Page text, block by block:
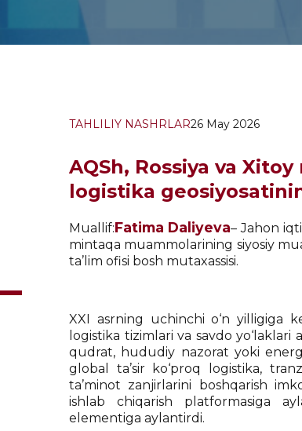
TAHLILIY NASHRLAR26 May 2026
AQSh, Rossiya va
logistika
Muallif:Fatima Daliyeva– Jahon
mintaqa muammolarining siyosiy
ta’lim ofisi bosh mutaxassisi.
XXI asrning uchinchi o‘n yilligiga
logistika tizimlari va savdo
qudrat, hududiy nazorat yoki
global ta’sir ko‘proq logistika,
ta’minot zanjirlarini boshqarish
ishlab chiqarish platformasiga
elementiga aylantirdi.